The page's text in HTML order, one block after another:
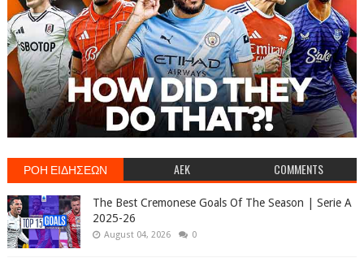
ΡΟΗ ΕΙΔΗΣΕΩΝ AEK COMMENTS
The Best Cremonese Goals Of The Season | Serie A
2025-26
August 04, 2026 0